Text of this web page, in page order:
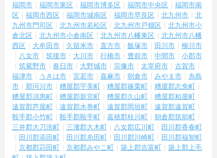
福岡市 福岡市東区 福岡市博多区 福岡市中央区
福岡市南
区
福岡市西区 福岡市城南区 福岡市早良区 北九州市
北
九州市門司区
北九州市若松区 北九州市戸畑区
北九州市小
倉北区
北九州市小倉南区 北九州市八幡東区
北九州市八幡
西区
大牟田市 久留米市 直方市 飯塚市 田川市
柳川市
八女市
筑後市 大川市 行橋市 豊前市 中間市
小郡市
筑紫野市
春日市 大野城市 宗像市 太宰府市
古賀市
福津市
うきは市 宮若市 嘉麻市 朝倉市 みやま市
糸島
市
那珂川市 糟屋郡宇美町 糟屋郡篠栗町
糟屋郡志免町
糟屋郡須惠町
糟屋郡新宮町 糟屋郡久山町
糟屋郡粕屋町
遠賀郡芦屋町
遠賀郡水巻町 遠賀郡岡垣町
遠賀郡遠賀町
鞍手郡小竹町
鞍手郡鞍手町 嘉穂郡桂川町
朝倉郡筑前町
三井郡大刀洗町
三潴郡大木町 八女郡広川町
田川郡香春町
田川郡添田町
田川郡糸田町 田川郡川崎町
田川郡福智町
京都郡苅田町
京都郡みやこ町 築上郡吉富町
築上郡上毛